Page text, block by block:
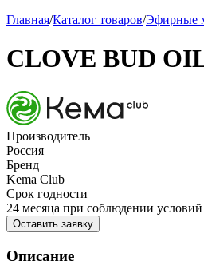
Главная/Каталог товаров/Эфирные
CLOVE BUD
Производитель
Россия
Бренд
Kema Club
Срок годности
24 месяца при соблюдении
Оставить заявку
Описание